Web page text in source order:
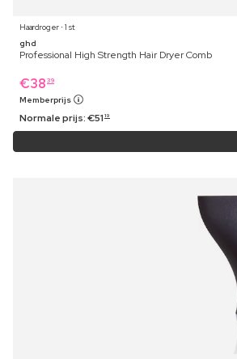
Haardroger ⋅ 1 st
ghd
Professional High Strength Hair Dryer Comb
€38 39
Memberprijs
Normale prijs:€51 19